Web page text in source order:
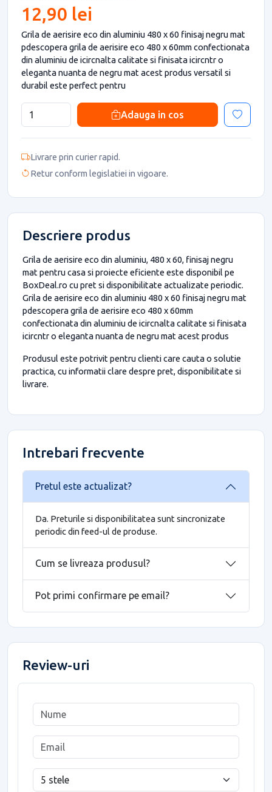
12,90 lei
Grila de aerisire eco din aluminiu 480 x 60 finisaj negru mat
pdescopera grila de aerisire eco 480 x 60mm confectionata
din aluminiu de icircnalta calitate si finisata icircntr o
eleganta nuanta de negru mat acest produs versatil si
durabil este perfect pentru
Adauga in cos
Livrare prin curier rapid.
Retur conform legislatiei in vigoare.
Descriere produs
Grila de aerisire eco din aluminiu, 480 x 60, finisaj negru
mat pentru casa si proiecte eficiente este disponibil pe
BoxDeal.ro cu pret si disponibilitate actualizate periodic.
Grila de aerisire eco din aluminiu 480 x 60 finisaj negru mat
pdescopera grila de aerisire eco 480 x 60mm
confectionata din aluminiu de icircnalta calitate si finisata
icircntr o eleganta nuanta de negru mat acest produs
Produsul este potrivit pentru clienti care cauta o solutie
practica, cu informatii clare despre pret, disponibilitate si
livrare.
Intrebari frecvente
Pretul este actualizat?
Da. Preturile si disponibilitatea sunt sincronizate
periodic din feed-ul de produse.
Cum se livreaza produsul?
Pot primi confirmare pe email?
Review-uri